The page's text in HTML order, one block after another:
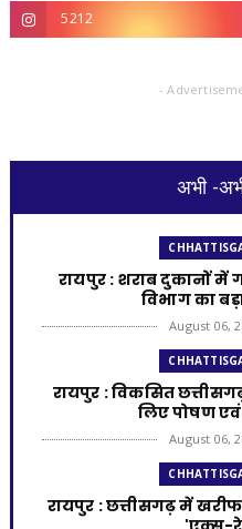
5212
-
अभी -
रायपुर : शराब दुकानों में
विभाग का
August 06,
रायपुर : विकसित
लिए पोषण
August 06,
​रायपुर : ​छत्तीसगढ़ में